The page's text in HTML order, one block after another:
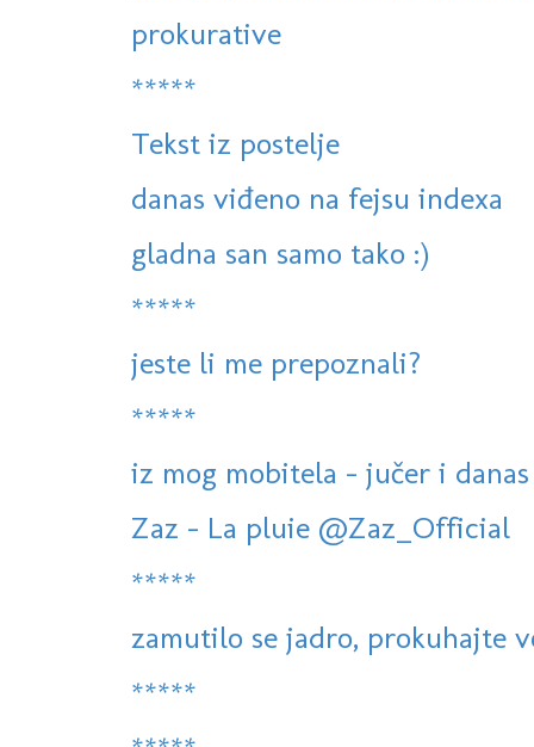
prokurative
*****
Tekst iz postelje
danas viđeno na fejsu indexa
gladna san samo tako :)
*****
jeste li me prepoznali?
*****
iz mog mobitela - jučer i danas
Zaz - La pluie @Zaz_Official
*****
zamutilo se jadro, prokuhajte
*****